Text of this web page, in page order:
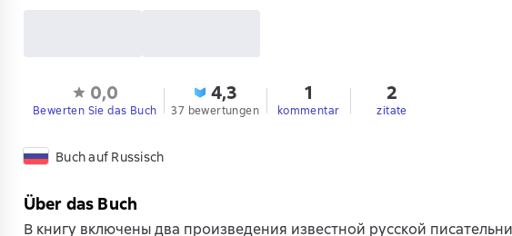
0,0
Bewerten Sie das Buch
4,3
37 bewertungen
1
kommentar
2
zitate
Buch auf Russisch
Über das Buch
В книгу включены два произведения известной русской